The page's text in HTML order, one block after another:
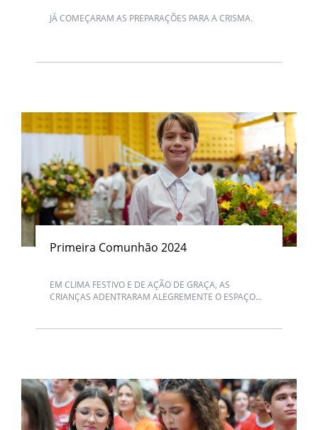
JÁ COMEÇARAM AS PREPARAÇÕES PARA A CRISMA.
Primeira Comunhão 2024
EM CLIMA FESTIVO E DE AÇÃO DE GRAÇA, AS
CRIANÇAS ADENTRARAM ALEGREMENTE O ESPAÇO...